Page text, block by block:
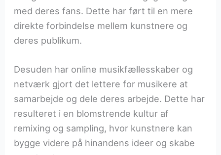
med deres fans. Dette har ført til en mere
direkte forbindelse mellem kunstnere og
deres publikum.
Desuden har online musikfællesskaber og
netværk gjort det lettere for musikere at
samarbejde og dele deres arbejde. Dette har
resulteret i en blomstrende kultur af
remixing og sampling, hvor kunstnere kan
bygge videre på hinandens ideer og skabe